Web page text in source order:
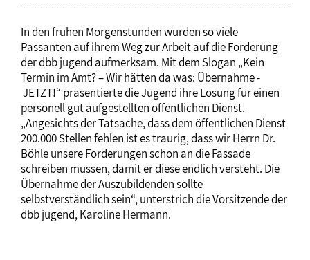
In den frühen Morgenstunden wurden so viele
Passanten auf ihrem Weg zur Arbeit auf die Forderung
der dbb jugend aufmerksam. Mit dem Slogan „Kein
Termin im Amt? – Wir hätten da was: Übernahme -
JETZT!“ präsentierte die Jugend ihre Lösung für einen
personell gut aufgestellten öffentlichen Dienst.
„Angesichts der Tatsache, dass dem öffentlichen Dienst
200.000 Stellen fehlen ist es traurig, dass wir Herrn Dr.
Böhle unsere Forderungen schon an die Fassade
schreiben müssen, damit er diese endlich versteht. Die
Übernahme der Auszubildenden sollte
selbstverständlich sein“, unterstrich die Vorsitzende der
dbb jugend, Karoline Hermann.